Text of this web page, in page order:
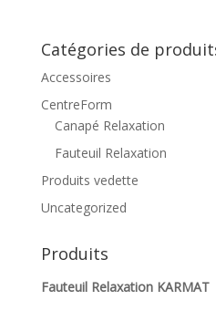
Catégories de
Accessoires
CentreForm
Canapé Relaxation
Fauteuil Relaxation
Produits vedette
Uncategorized
Produits
Fauteuil Relaxation KARMAT